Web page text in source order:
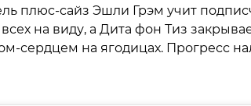
плюс-сайз Эшли Грэм учит
на виду, а Дита фон Тиз
сердцем на ягодицах. Прогресс